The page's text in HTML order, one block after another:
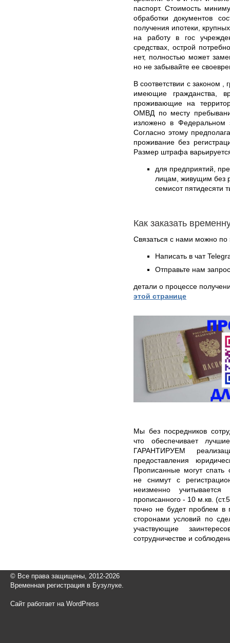
паспорт. Стоимость
обработки документов
получения ипотеки,
на работу в гос
средствах, острой
нет, полностью может
но не забывайте ее
В соответствии с законом
имеющие гражданства,
проживающие на
ОМВД по месту
изложено в
Согласно этому
проживание без
Размер штрафа
для предприятий,
лицам, живущим без
семисот пятидесяти
Как заказать
Связаться с нами можно по
Написать в чат
Отправьте нам
детали о процессе
этой странице
Мы без посредников
что обеспечивает
ГАРАНТИРУЕМ
предоставления
Прописанные могут спать
не снимут с
неизменно
прописанного - 10 м.кв.
точно не будет проблем в
сторонами условий по
участвующие
сотрудничестве и
© Все права защищены, 2012-2026
Временная регистрация в Бузулуке.
Сайт работает на WordPress